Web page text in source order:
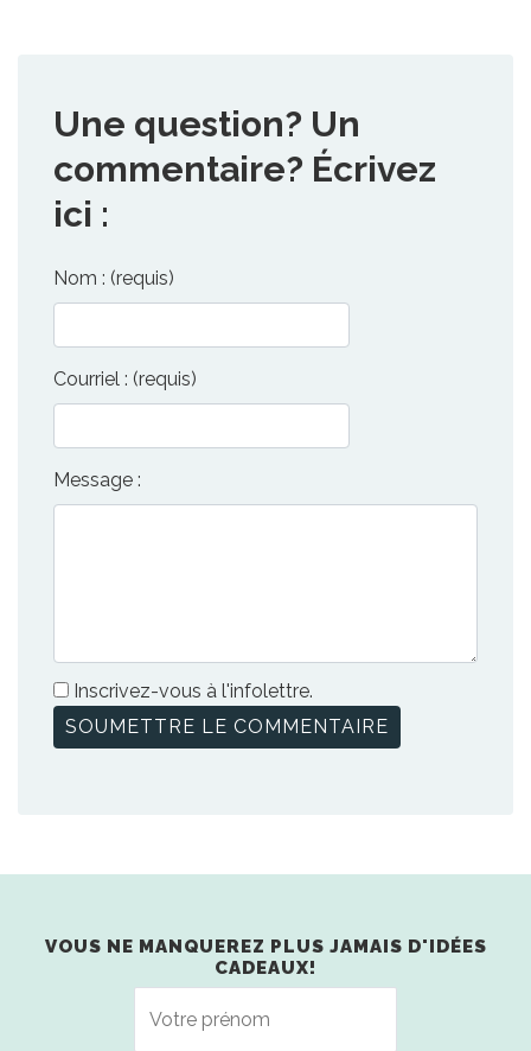
Une question? Un
commentaire? Écrivez
ici :
Nom : (requis)
Courriel : (requis)
Message :
Inscrivez-vous à l'infolettre.
VOUS NE MANQUEREZ PLUS JAMAIS D'IDÉES
CADEAUX!